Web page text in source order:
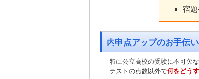
宿題
内申点アップのお手伝い
特に公立高校の受験に不可欠な
テストの点数以外で何をどう